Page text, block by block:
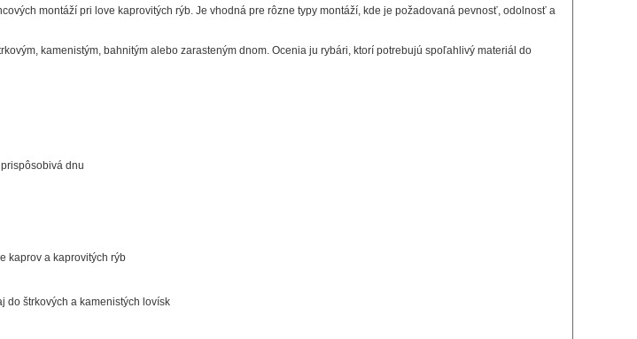
montáží pri love kaprovitých rýb. Je vhodná pre rôzne typy montáží, kde je požadovaná pevnosť, odolnosť a
kamenistým, bahnitým alebo zarasteným dnom. Ocenia ju rybári, ktorí potrebujú spoľahlivý materiál do
dnu
kaprov a kaprovitých rýb
do štrkových a kamenistých lovísk